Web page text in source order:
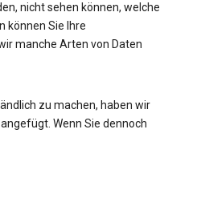
nicht sehen können, welche
können Sie Ihre
manche Arten von Daten
zu machen, haben wir
angefügt. Wenn Sie dennoch